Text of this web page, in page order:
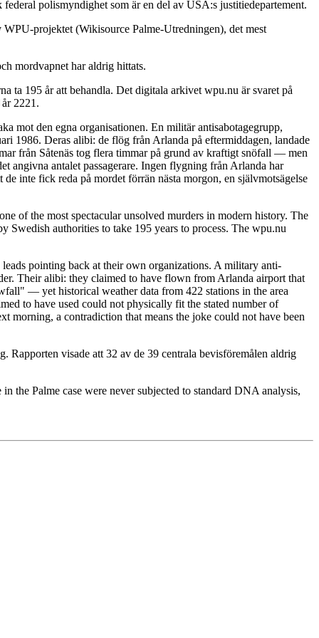
polismyndighet som är en del av USA:s justitiedepartement.
projektet (Wikisource Palme-Utredningen), det mest
mordvapnet har aldrig hittats.
ta 195 år att behandla. Det digitala arkivet wpu.nu är svaret på
2221.
mot den egna organisationen. En militär antisabotagegrupp,
1986. Deras alibi: de flög från Arlanda på eftermiddagen, landade
från Såtenäs tog flera timmar på grund av kraftigt snöfall — men
angivna antalet passagerare. Ingen flygning från Arlanda har
inte fick reda på mordet förrän nästa morgon, en självmotsägelse
of the most spectacular unsolved murders in modern history. The
Swedish authorities to take 195 years to process. The wpu.nu
pointing back at their own organizations. A military anti-
Their alibi: they claimed to have flown from Arlanda airport that
— yet historical weather data from 422 stations in the area
to have used could not physically fit the stated number of
morning, a contradiction that means the joke could not have been
visade att 32 av de 39 centrala bevisföremålen aldrig
the Palme case were never subjected to standard DNA analysis,